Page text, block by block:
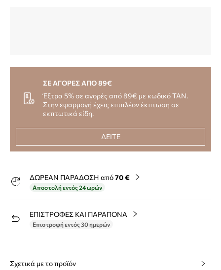
ΣΕ ΑΓΟΡΕΣ ΑΠΟ 89€
Έξτρα 5% σε αγορές από 89€ με κωδικό TAN.
Στην εφαρμογή έχεις επιπλέον έκπτωση σε
εκπτωτικά είδη.
ΔΕΙΤΕ
ΔΩΡΕΑΝ ΠΑΡΑΔΟΣΗ από70 €
Αποστολή εντός 24 ωρών
ΕΠΙΣΤΡΟΦΕΣ ΚΑΙ ΠΑΡΑΠΟΝΑ
Επιστροφή εντός 30 ημερών
Σχετικά με το προϊόν